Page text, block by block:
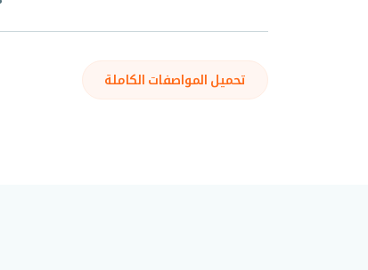
تحميل المواصفات الكاملة